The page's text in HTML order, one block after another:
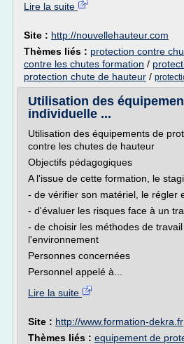
Lire la suite
Site : http://nouvellehauteur.com
Thèmes liés : protection contre
contre les chutes formation /
protection chute de hauteur /
Utilisation des
individuelle ...
Utilisation des équipements de
contre les chutes de hauteur
Objectifs pédagogiques
A l'issue de cette formation, le
- de vérifier son matériel, le régler
- d'évaluer les risques face à un
- de choisir les méthodes de
l'environnement
Personnes concernées
Personnel appelé à...
Lire la suite
Site : http://www.formation-dekra.fr
Thèmes liés : equipement de